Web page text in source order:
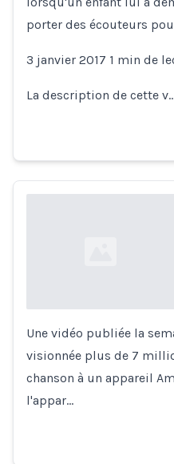
Loading...
porter des écouteurs
3 janvier 2017 1 min de
La description de cette
Une vidéo publiée la
visionnée plus de 7
chanson à un appareil
l'appar…